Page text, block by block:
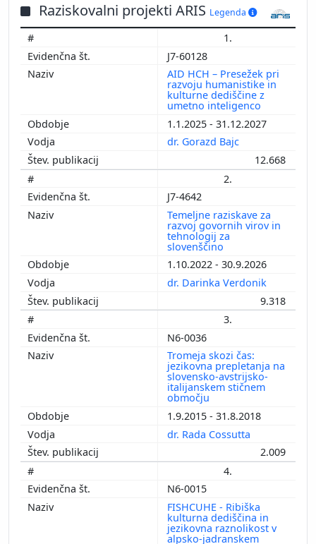
Raziskovalni projekti ARIS Legenda
1.
J7-60128
AID HCH – Presežek pri
razvoju humanistike in
kulturne dediščine z
umetno inteligenco
1.1.2025 - 31.12.2027
dr. Gorazd Bajc
12.668
2.
J7-4642
Temeljne raziskave za
razvoj govornih virov in
tehnologij za
slovenščino
1.10.2022 - 30.9.2026
dr. Darinka Verdonik
9.318
3.
N6-0036
Tromeja skozi čas:
jezikovna prepletanja na
slovensko-avstrijsko-
italijanskem stičnem
območju
1.9.2015 - 31.8.2018
dr. Rada Cossutta
2.009
4.
N6-0015
FISHCUHE - Ribiška
kulturna dediščina in
jezikovna raznolikost v
alpsko-jadranskem